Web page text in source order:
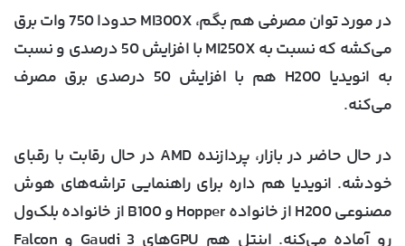
در مورد توان مصرفی هم بگم، MI300X حدودا 750 وات برق
می‌کشه که نسبت به MI250X با افزایش 50 درصدی و نسبت
به انویدیا H200 هم با افزایش 50 درصدی برق مصرف
می‌کنه.
در حال حاضر در بازار، پردازنده‌ AMD در حال رقابت با رقبای
خودشه. انویدیا هم داره برای راهنمایی تراشه‌های هوش
مصنوعی H200 از خانواده Hopper و B100 از خانواده بلک‌ول
رو آماده می‌کنه. اینتل هم GPU‌های Gaudi 3 و Falcon